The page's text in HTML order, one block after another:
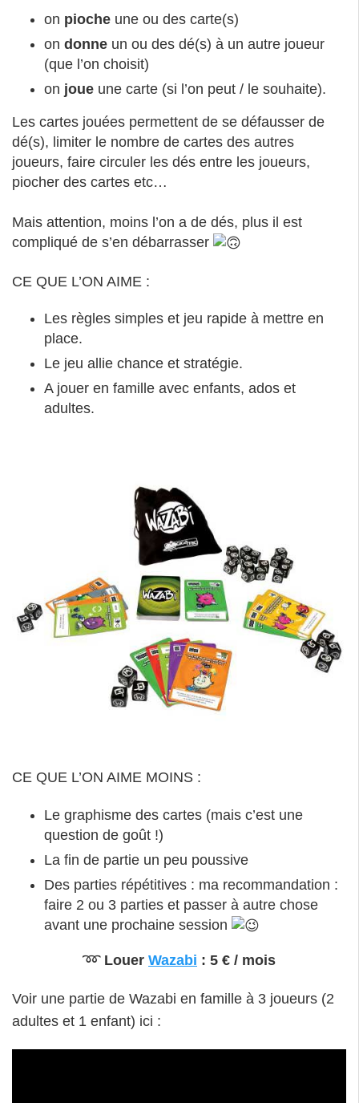
on pioche une ou des carte(s)
on donne un ou des dé(s) à un autre joueur
(que l’on choisit)
on joue une carte (si l’on peut / le souhaite).
Les cartes jouées permettent de se défausser de
dé(s), limiter le nombre de cartes des autres
joueurs, faire circuler les dés entre les joueurs,
piocher des cartes etc…
Mais attention, moins l’on a de dés, plus il est
compliqué de s’en débarrasser
CE QUE L’ON AIME :
Les règles simples et jeu rapide à mettre en
place.
Le jeu allie chance et stratégie.
A jouer en famille avec enfants, ados et
adultes.
CE QUE L’ON AIME MOINS :
Le graphisme des cartes (mais c’est une
question de goût !)
La fin de partie un peu poussive
Des parties répétitives : ma recommandation :
faire 2 ou 3 parties et passer à autre chose
avant une prochaine session
➿ Louer Wazabi : 5 € / mois
Voir une partie de Wazabi en famille à 3 joueurs (2
adultes et 1 enfant) ici :